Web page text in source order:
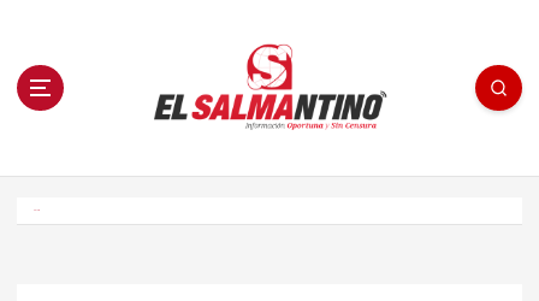
n El Salmantino - medios/noticias/editorial